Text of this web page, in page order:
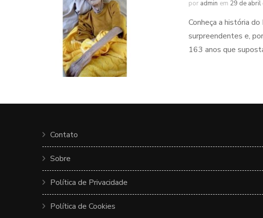
por admin em 29 de abril
Conheça a história
surpreendentes e,
163 anos que
Contato
Sobre
Política de Privacidade
Política de Cookies